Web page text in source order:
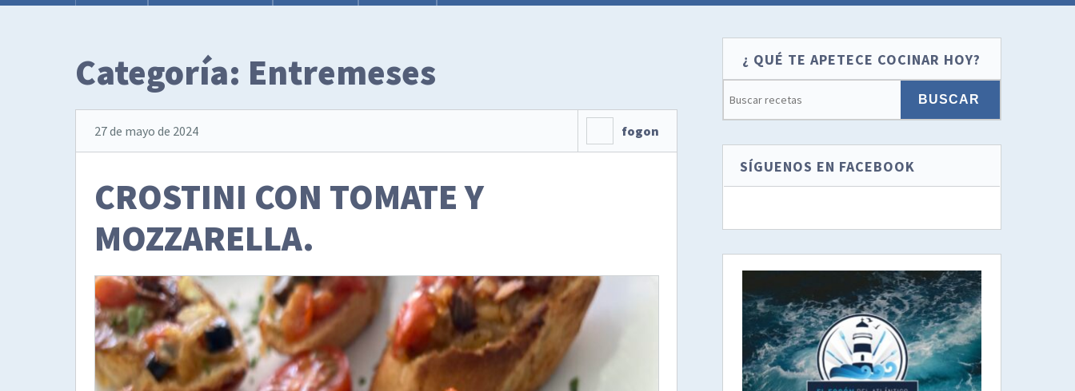
Categoría: Entremeses
27 de mayo de 2024 fogon
CROSTINI CON TOMATE Y
MOZZARELLA.
¿ QUÉ TE APETECE COCINAR HOY?
SÍGUENOS EN FACEBOOK